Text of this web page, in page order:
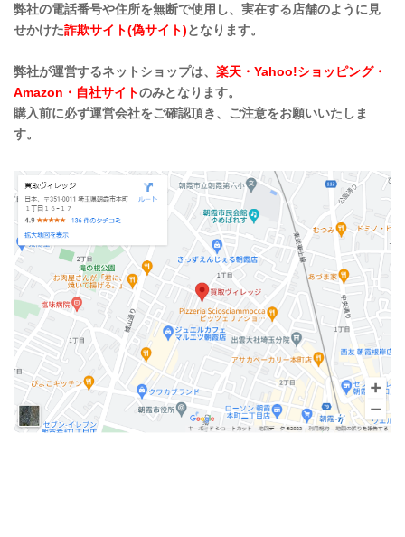
弊社の電話番号や住所を無断で使用し、実在する店舗のように見
せかけた詐欺サイト(偽サイト)となります。
弊社が運営するネットショップは、 楽天・Yahoo!ショッピング・
Amazon・自社サイトのみとなります。
購入前に必ず運営会社をご確認頂き、ご注意をお願いいたしま
す。